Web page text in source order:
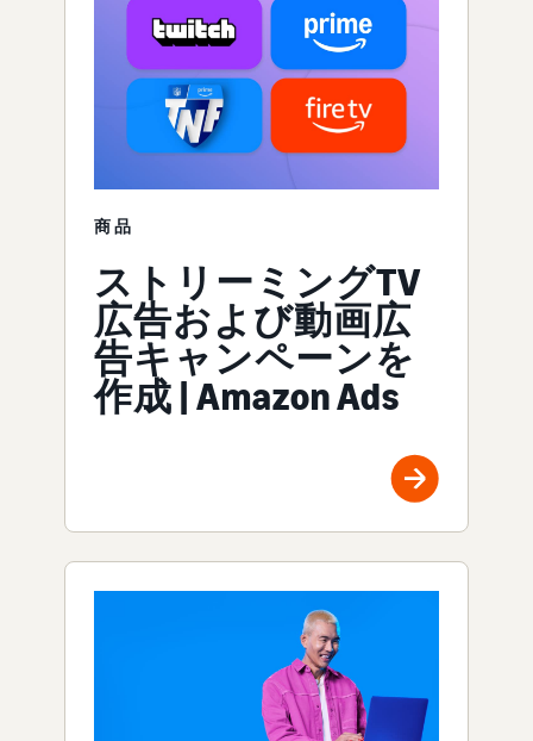
商品
ストリーミングTV
広告および動画広
告キャンペーンを
作成 | Amazon Ads